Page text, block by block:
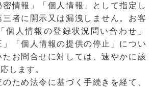
情報」「個人情報」として指定し
者に開示又は漏洩しません。お客
個人情報の登録状況問い合わせ」
」「個人情報の提供の停止」につい
たお問合せに対しては、速やかに該
します。
ため法令に基づく手続きを経て、